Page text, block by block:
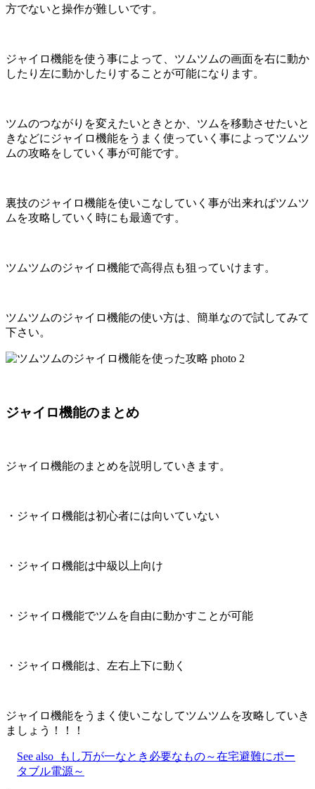
方でないと操作が難しいです。
ジャイロ機能を使う事によって、ツムツムの画面を右に動か
したり左に動かしたりすることが可能になります。
ツムのつながりを変えたいときとか、ツムを移動させたいと
きなどにジャイロ機能をうまく使っていく事によってツムツ
ムの攻略をしていく事が可能です。
裏技のジャイロ機能を使いこなしていく事が出来ればツムツ
ムを攻略していく時にも最適です。
ツムツムのジャイロ機能で高得点も狙っていけます。
ツムツムのジャイロ機能の使い方は、簡単なので試してみて
下さい。
ジャイロ機能のまとめ
ジャイロ機能のまとめを説明していきます。
・ジャイロ機能は初心者には向いていない
・ジャイロ機能は中級以上向け
・ジャイロ機能でツムを自由に動かすことが可能
・ジャイロ機能は、左右上下に動く
ジャイロ機能をうまく使いこなしてツムツムを攻略していき
ましょう！！！
See also
もし万が一なとき必要なもの～在宅避難にポー
タブル電源～